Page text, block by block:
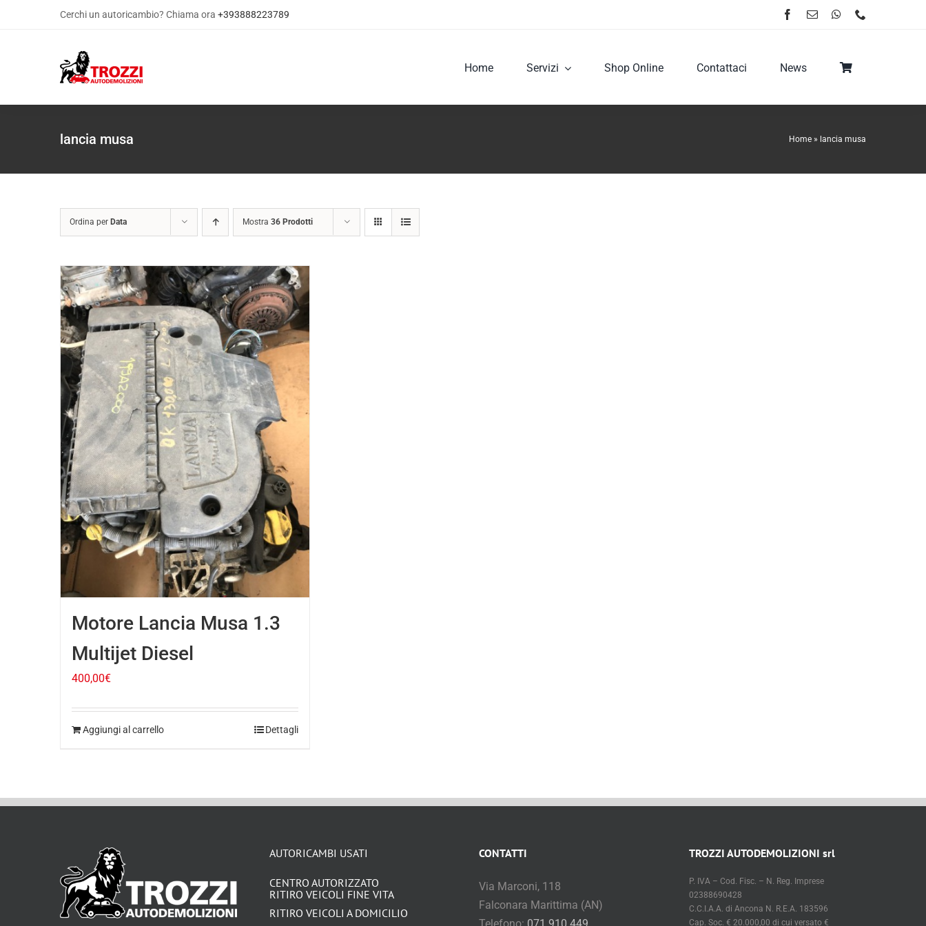
Cerchi un autoricambio? Chiama ora +393888223789
Home Servizi Shop Online Contattaci News
lancia musa Home » lancia musa
Ordina per Data Mostra 36 Prodotti
Motore Lancia Musa 1.3
Multijet Diesel
400,00€
Aggiungi al carrello Dettagli
AUTORICAMBI USATI
CENTRO AUTORIZZATO
RITIRO VEICOLI FINE VITA
RITIRO VEICOLI A DOMICILIO
CONTATTI
Via Marconi, 118
Falconara Marittima (AN)
TROZZI AUTODEMOLIZIONI srl
P. IVA – Cod. Fisc. – N. Reg. Imprese
02388690428
C.C.I.A.A. di Ancona N. R.E.A. 183596
Cap. Soc. € 20.000,00 di cui versato €